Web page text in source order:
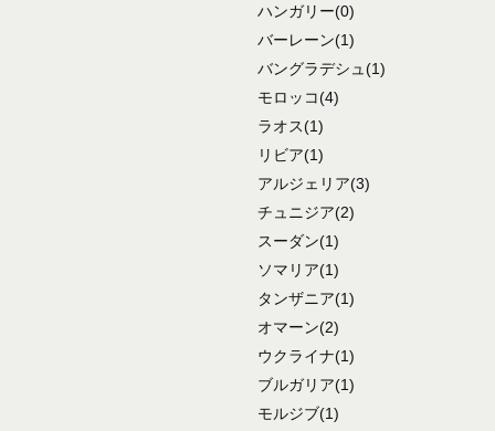
ハンガリー(0)
バーレーン(1)
バングラデシュ (1)
モロッコ(4)
ラオス(1)
リビア(1)
アルジェリア(3)
チュニジア(2)
スーダン(1)
ソマリア(1)
タンザニア(1)
オマーン(2)
ウクライナ(1)
ブルガリア(1)
モルジブ(1)